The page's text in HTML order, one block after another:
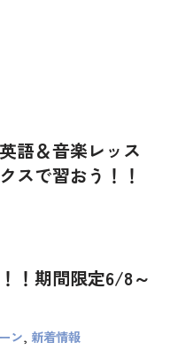
語＆音楽レッス
スで習おう！！
！期間限定6/8～
ン, 新着情報